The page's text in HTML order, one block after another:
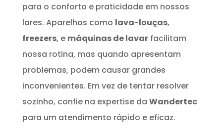
para o conforto e praticidade em nossos
lares. Aparelhos como lava-louças,
freezers, e máquinas de lavarfacilitam
nossa rotina, mas quando apresentam
problemas, podem causar grandes
inconvenientes. Em vez de tentar resolver
sozinho, confie na expertise da Wandertec
para um atendimento rápido e eficaz.